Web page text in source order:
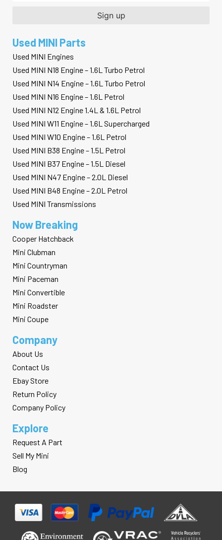
Explore
Request A Part
Sell My Mini
Blog
Company
About Us
Contact Us
Ebay Store
Return Policy
Company Policy
Now Breaking
Cooper Hatchback
Mini Clubman
Mini Countryman
Mini Paceman
Mini Convertible
Mini Roadster
Mini Coupe
Used MINI Parts
Used MINI Engines
Used MINI N18 Engine – 1.6L Turbo Petrol
Used MINI N14 Engine – 1.6L Turbo Petrol
Used MINI N16 Engine – 1.6L Petrol
Used MINI N12 Engine 1.4L & 1.6L Petrol
Used MINI W11 Engine – 1.6L Supercharged
Used MINI W10 Engine – 1.6L Petrol
Used MINI B38 Engine – 1.5L Petrol
Used MINI B37 Engine – 1.5L Diesel
Used MINI N47 Engine – 2.0L Diesel
Used MINI B48 Engine – 2.0L Petrol
Used MINI Transmissions